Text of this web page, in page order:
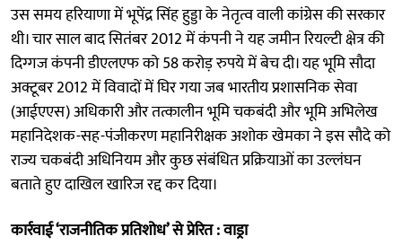
उस समय हरियाणा में भूपेंद्र सिंह हुड्डा के नेतृत्व वाली कांग्रेस की सरकार
थी। चार साल बाद सितंबर 2012 में कंपनी ने यह जमीन रियल्टी क्षेत्र की
दिग्गज कंपनी डीएलएफ को 58 करोड़ रुपये में बेच दी। यह भूमि सौदा
अक्टूबर 2012 में विवादों में घिर गया जब भारतीय प्रशासनिक सेवा
(आईएएस) अधिकारी और तत्कालीन भूमि चकबंदी और भूमि अभिलेख
महानिदेशक-सह-पंजीकरण महानिरीक्षक अशोक खेमका ने इस सौदे को
राज्य चकबंदी अधिनियम और कुछ संबंधित प्रक्रियाओं का उल्लंघन
बताते हुए दाखिल खारिज रद्द कर दिया।
कार्रवाई ‘राजनीतिक प्रतिशोध’ से प्रेरित : वाड्रा